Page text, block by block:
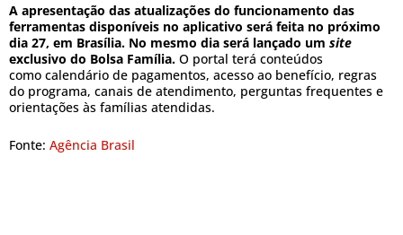
A apresentação das atualizações do funcionamento das
ferramentas disponíveis no aplicativo será feita no próximo
dia 27, em Brasília. No mesmo dia será lançado um site
exclusivo do Bolsa Família. O portal terá conteúdos
como calendário de pagamentos, acesso ao benefício, regras
do programa, canais de atendimento, perguntas frequentes e
orientações às famílias atendidas.
Fonte: Agência Brasil